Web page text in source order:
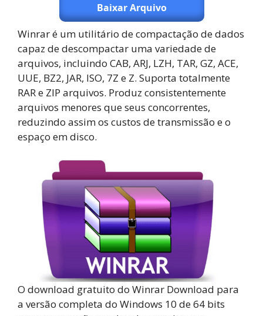
Baixar Arquivo
Winrar é um utilitário de compactação de dados
capaz de descompactar uma variedade de
arquivos, incluindo CAB, ARJ, LZH, TAR, GZ, ACE,
UUE, BZ2, JAR, ISO, 7Z e Z. Suporta totalmente
RAR e ZIP arquivos. Produz consistentemente
arquivos menores que seus concorrentes,
reduzindo assim os custos de transmissão e o
espaço em disco.
O download gratuito do Winrar Download para
a versão completa do Windows 10 de 64 bits